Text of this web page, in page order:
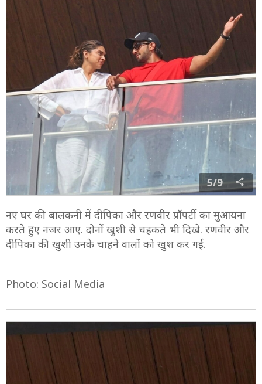
Photo: Social Media
नए घर की बालकनी में दीपिका और रणवीर प्रॉपर्टी का मुआयना
करते हुए नजर आए. दोनों खुशी से चहकते भी दिखे. रणवीर और
दीपिका की खुशी उनके चाहने वालों को खुश कर गई.